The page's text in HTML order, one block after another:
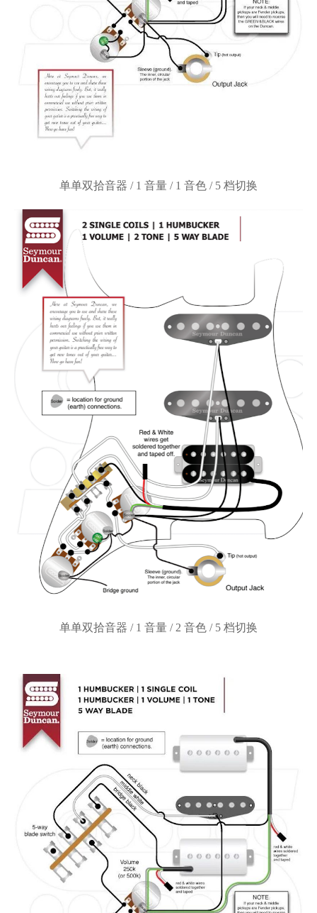
单单双拾音器 / 1 音量 / 1 音色 / 5 档切换
单单双拾音器 / 1 音量 / 2 音色 / 5 档切换